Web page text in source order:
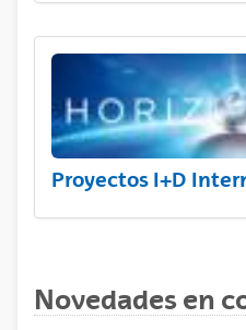
Proyectos I+D
Novedades en